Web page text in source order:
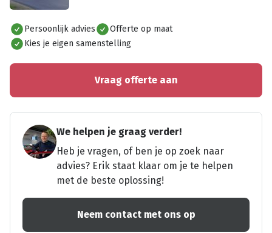
Alles bekijken
Persoonlijk advies
Offerte op maat
Kies je eigen samenstelling
Vraag offerte aan
We helpen je graag verder!
Heb je vragen, of ben je op zoek naar
advies? Erik staat klaar om je te helpen
met de beste oplossing!
Neem contact met ons op